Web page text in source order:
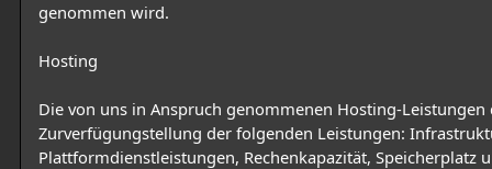
genommen wird.
Hosting
Die von uns in Anspruch genommenen Hosting-Leistungen
Zurverfügungstellung der folgenden Leistungen:
Plattformdienstleistungen, Rechenkapazität, Speicherplatz